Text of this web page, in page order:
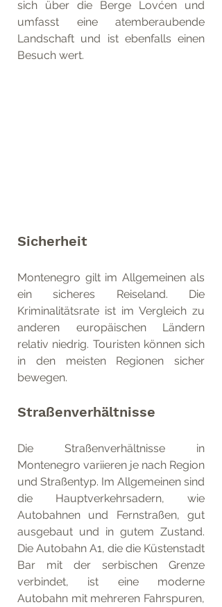
sich über die Berge Lovćen und
umfasst eine atemberaubende
Landschaft und ist ebenfalls einen
Besuch wert.
Sicherheit
Montenegro gilt im Allgemeinen als
ein sicheres Reiseland. Die
Kriminalitätsrate ist im Vergleich zu
anderen europäischen Ländern
relativ niedrig. Touristen können sich
in den meisten Regionen sicher
bewegen.
Straßenverhältnisse
Die Straßenverhältnisse in
Montenegro variieren je nach Region
und Straßentyp. Im Allgemeinen sind
die Hauptverkehrsadern, wie
Autobahnen und Fernstraßen, gut
ausgebaut und in gutem Zustand.
Die Autobahn A1, die die Küstenstadt
Bar mit der serbischen Grenze
verbindet, ist eine moderne
Autobahn mit mehreren Fahrspuren,